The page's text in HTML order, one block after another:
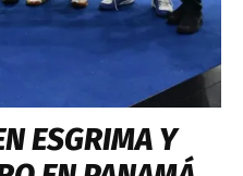
ESGRIMA Y